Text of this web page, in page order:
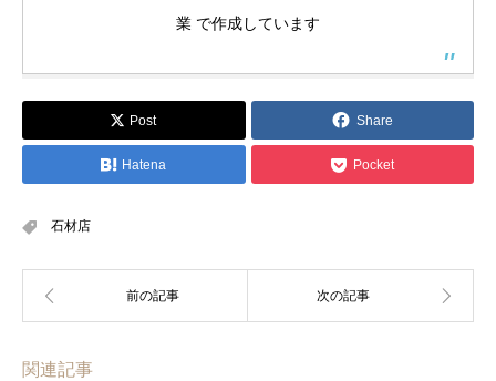
業 で作成しています
Post Share
Hatena Pocket
石材店
関連記事